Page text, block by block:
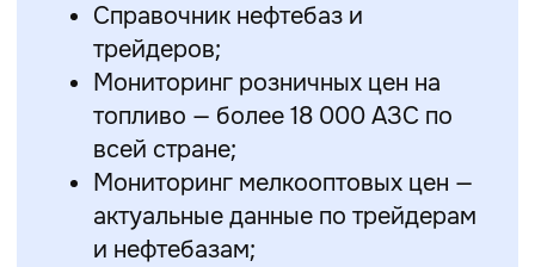
Справочник нефтебаз и
трейдеров;
Мониторинг розничных цен на
топливо — более 18 000 АЗС по
всей стране;
Мониторинг мелкооптовых цен —
актуальные данные по трейдерам
и нефтебазам;